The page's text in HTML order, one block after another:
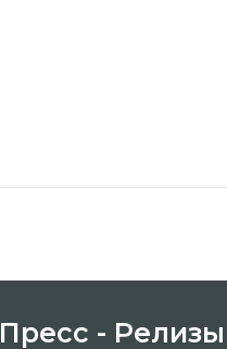
Пресс - Релизы